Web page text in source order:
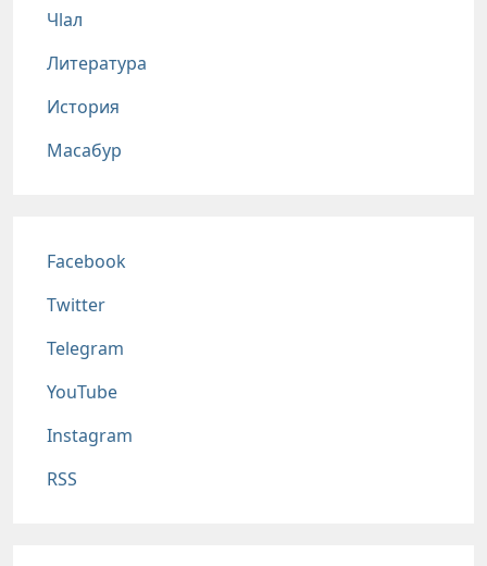
Чlал
Литература
История
Масабур
Соц сети
Facebook
Twitter
Telegram
YouTube
Instagram
RSS